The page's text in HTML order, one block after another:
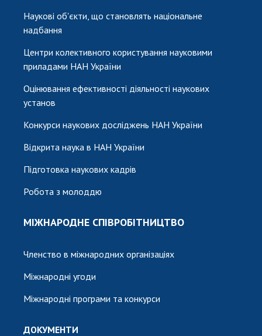
Наукові об'єкти, що становлять національне
надбання
Центри колективного користування науковими
приладами НАН України
Оцінювання ефективності діяльності наукових
установ
Конкурси наукових досліджень НАН України
Відкрита наука в НАН України
Підготовка наукових кадрів
Робота з молоддю
МІЖНАРОДНЕ СПІВРОБІТНИЦТВО
Членство в міжнародних організаціях
Міжнародні угоди
Міжнародні програми та конкурси
ДОКУМЕНТИ